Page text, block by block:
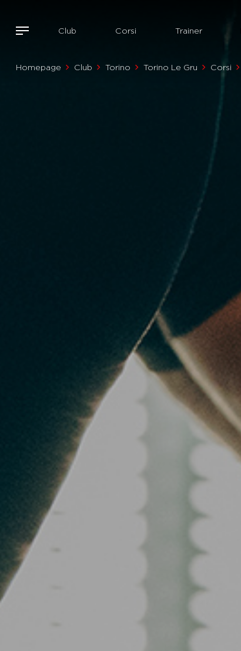
Club Corsi Trainer
Homepage Club Torino Torino Le Gru Corsi